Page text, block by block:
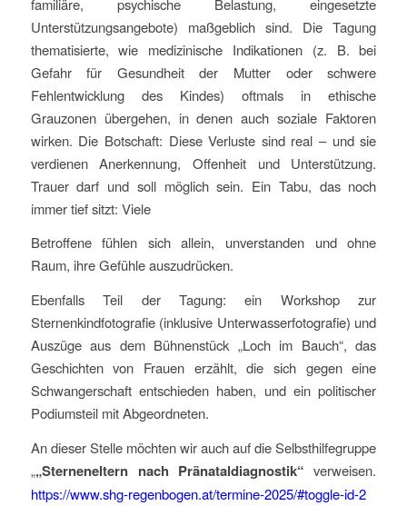
Unterstützungsangebote) maßgeblich sind. Die Tagung
thematisierte, wie medizinische Indikationen (z. B. bei
Gefahr für Gesundheit der Mutter oder schwere
Fehlentwicklung des Kindes) oftmals in ethische
Grauzonen übergehen, in denen auch soziale Faktoren
wirken. Die Botschaft: Diese Verluste sind real – und sie
verdienen Anerkennung, Offenheit und Unterstützung.
Trauer darf und soll möglich sein. Ein Tabu, das noch
immer tief sitzt: Viele
Betroffene fühlen sich allein, unverstanden und ohne
Raum, ihre Gefühle auszudrücken.
Ebenfalls Teil der Tagung: ein Workshop zur
Sternenkindfotografie (inklusive Unterwasserfotografie) und
Auszüge aus dem Bühnenstück „Loch im Bauch“, das
Geschichten von Frauen erzählt, die sich gegen eine
Schwangerschaft entschieden haben, und ein politischer
Podiumsteil mit Abgeordneten.
An dieser Stelle möchten wir auch auf die Selbsthilfegruppe
„„Sterneneltern nach Pränataldiagnostik“verweisen.
https://www.shg-regenbogen.at/termine-2025/#toggle-id-2